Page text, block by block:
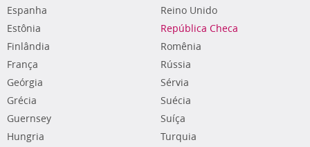
Espanha
Estônia
Finlândia
França
Geórgia
Grécia
Guernsey
Hungria
Reino Unido
República Checa
Romênia
Rússia
Sérvia
Suécia
Suíça
Turquia